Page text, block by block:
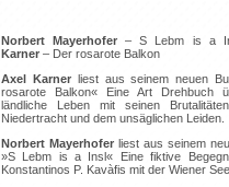
Norbert Mayerhofer– S Lebm is a
Karner – Der rosarote Balkon
Axel Karnerliest aus seinem neuen
rosarote Balkon« Eine Art Drehbuch
ländliche Leben mit seinen
Niedertracht und dem unsäglichen Leiden.
Norbert Mayerhofer liest aus seinem
»S Lebm is a Insl« Eine fiktive
Konstantinos P. Kavàfis mit der Wiener